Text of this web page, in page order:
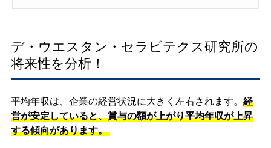
デ・ウエスタン・セラピテクス研究所の
将来性を分析！
平均年収は、企業の経営状況に大きく左右されます。 経
営が安定していると、賞与の額が上がり平均年収が上昇
する傾向があります。